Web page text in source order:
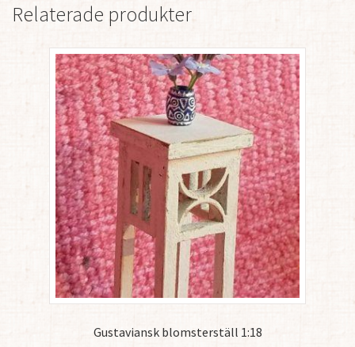
Relaterade produkter
Gustaviansk blomsterställ 1:18